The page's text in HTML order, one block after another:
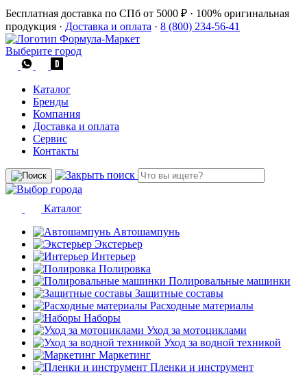
Бесплатная доставка по СПб от 5000 ₽ · 100% оригинальная
продукция · Доставка и оплата · 8 (800) 234-56-41
Выберите город
Каталог
Бренды
Компания
Доставка и оплата
Сервис
Контакты
Каталог
Автошампунь
Экстерьер
Интерьер
Полировка
Полировальные машинки
Защитные составы
Расходные материалы
Наборы
Уход за мотоциклами
Уход за водной техникой
Маркетинг
Пленки и инструмент